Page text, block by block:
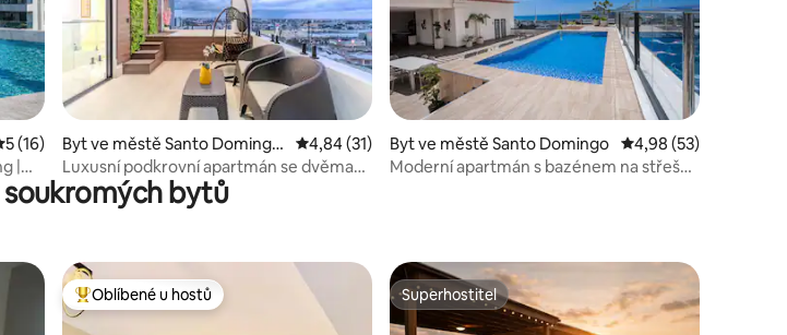
hodnocení 5 z 5, 16 hodnocení
5 (16)
|
Byt ve městě Santo Domingo
Este
Průměrné hodnocení 4,84 z 5, 31 hodnocení
4,84 (31)
Luxusní podkrovní apartmán se dvěma
ložnicemi a vířivkou v městě.
Byt ve městě Santo Domingo Průměrné hodnocení
4,98 (53)
Moderní apartmán s bazénem na střeše
soukromých bytů
Nejlepší v kategorii Oblíbené u hostů
Oblíbené u hostů Superhostitel
Superhostitel